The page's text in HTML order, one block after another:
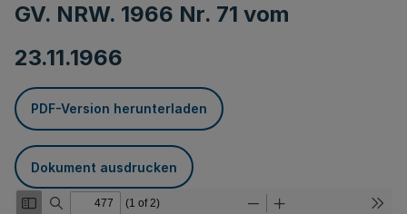
GV. NRW. 1966 Nr. 71 vom
23.11.1966
PDF-Version herunterladen
Dokument ausdrucken